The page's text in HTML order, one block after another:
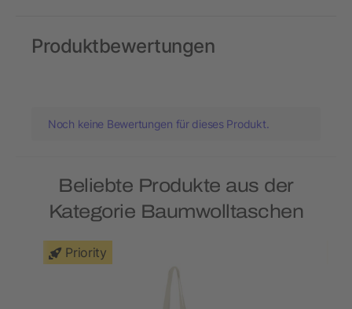
Produktbewertungen
Noch keine Bewertungen für dieses Produkt.
Beliebte Produkte aus der
Kategorie Baumwolltaschen
Priority